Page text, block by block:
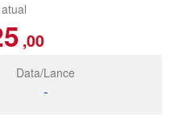
,00
Data/Lance
-